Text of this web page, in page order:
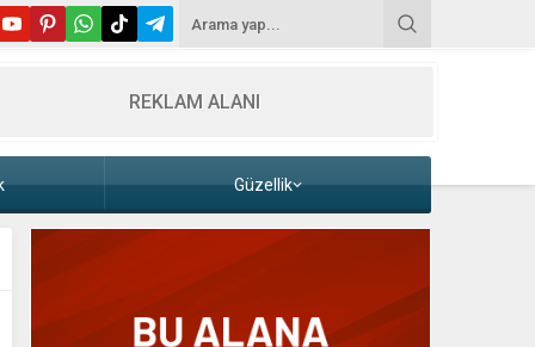
REKLAM ALANI
Güzellik